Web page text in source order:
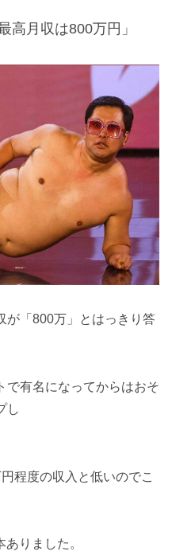
高月収は800万円」
が「800万」とはっきり答
で有名になってからはおそ
し
程度の収入と低いのでこ
りました。